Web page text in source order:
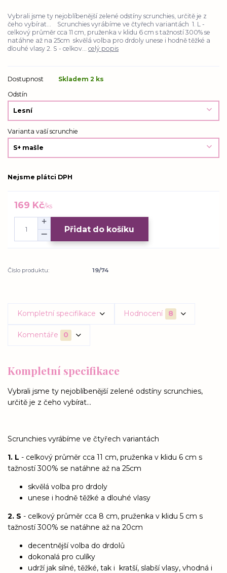
Vybrali jsme ty nejoblíbenější zelené odstíny scrunchies, určitě je z
čeho vybírat... Scrunchies vyrábíme ve čtyřech variantách 1. L -
celkový průměr cca 11 cm, pruženka v klidu 6 cm s tažností 300% se
natáhne až na 25cm skvělá volba pro drdoly unese i hodně těžké a
dlouhé vlasy 2. S - celkov... celý popis
Dostupnost
Skladem 2 ks
Odstín
Varianta vaší scrunchie
Nejsme plátci DPH
169 Kč/ks
Přidat do košíku
Číslo produktu: 19/74
Kompletní specifikace Hodnocení 8
Komentáře 0
Kompletní specifikace
Vybrali jsme ty nejoblíbenější zelené odstíny scrunchies,
určitě je z čeho vybírat...
Scrunchies vyrábíme ve čtyřech variantách
1. L - celkový průměr cca 11 cm, pruženka v klidu 6 cm s
tažností 300% se natáhne až na 25cm
skvělá volba pro drdoly
unese i hodně těžké a dlouhé vlasy
2. S - celkový průměr cca 8 cm, pruženka v klidu 5 cm s
tažností 300% se natáhne až na 20cm
decentnější volba do drdolů
dokonalá pro culíky
udrží jak silné, těžké, tak i kratší, slabší vlasy, vhodná i